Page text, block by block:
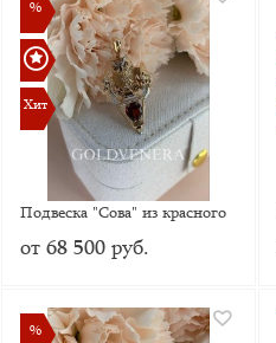
%
Хит
%
Хит
Подвеска "Сова" из красного
золота с гранатом и эмалью
от 68 500 руб.
%
%